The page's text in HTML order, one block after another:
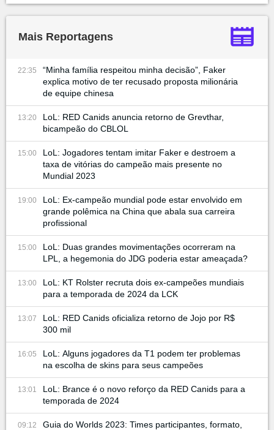
Mais Reportagens
22:35
“Minha família respeitou minha decisão”, Faker
explica motivo de ter recusado proposta milionária
de equipe chinesa
13:20
LoL: RED Canids anuncia retorno de Grevthar,
bicampeão do CBLOL
15:00
LoL: Jogadores tentam imitar Faker e destroem a
taxa de vitórias do campeão mais presente no
Mundial 2023
19:00
LoL: Ex-campeão mundial pode estar envolvido em
grande polêmica na China que abala sua carreira
profissional
15:00
LoL: Duas grandes movimentações ocorreram na
LPL, a hegemonia do JDG poderia estar ameaçada?
13:00
LoL: KT Rolster recruta dois ex-campeões mundiais
para a temporada de 2024 da LCK
13:07
LoL: RED Canids oficializa retorno de Jojo por R$
300 mil
16:05
LoL: Alguns jogadores da T1 podem ter problemas
na escolha de skins para seus campeões
13:01
LoL: Brance é o novo reforço da RED Canids para a
temporada de 2024
09:12
Guia do Worlds 2023: Times participantes, formato,